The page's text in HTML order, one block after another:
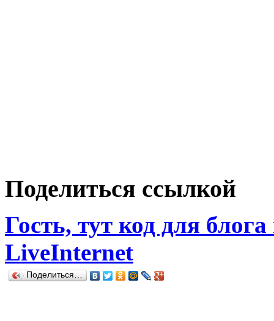
Поделиться ссылкой
Гость, тут код для
LiveInternet
Поделиться…